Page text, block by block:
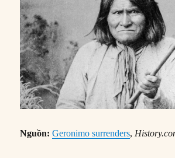
Nguồn: Geronimo surrenders,